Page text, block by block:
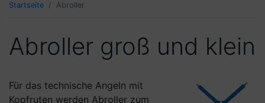
Startseite Abroller
Abroller groß und klein
Für das technische Angeln mit
Kopfruten werden Abroller zum